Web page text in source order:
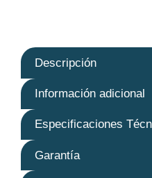
Descripción
Información adicional
Especificaciones
Garantía